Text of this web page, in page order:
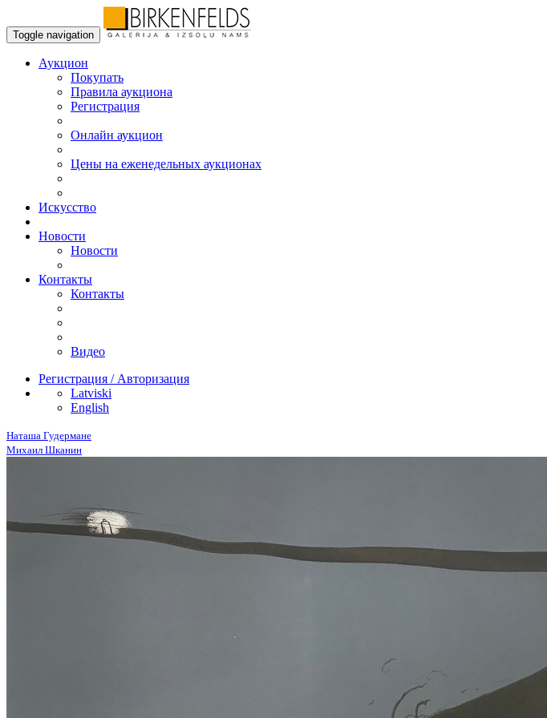
Toggle navigation
Аукцион
Пoкупать
Правила аукциона
Регистрация
Онлайн аукцион
Цены на еженедельных аукционах
Искусствo
Новости
Новости
Контакты
Контакты
Видео
Регистрация / Авторизация
Latviski
English
Наташа Гудермане
Михаил Шканин